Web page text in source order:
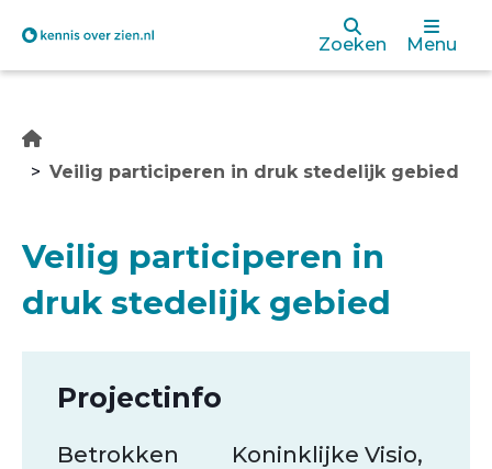
Overslaan
de
inhoud
Zoeken Menu
Veilig participeren in druk stedelijk gebied
Veilig participeren in
druk stedelijk gebied
Projectinfo
Betrokken
Koninklijke Visio,